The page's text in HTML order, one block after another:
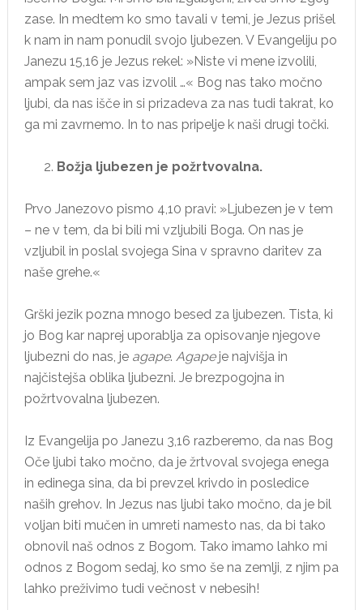
zase. In medtem ko smo tavali v temi, je Jezus prišel
k nam in nam ponudil svojo ljubezen. V Evangeliju po
Janezu 15,16 je Jezus rekel: »Niste vi mene izvolili,
ampak sem jaz vas izvolil …« Bog nas tako močno
ljubi, da nas išče in si prizadeva za nas tudi takrat, ko
ga mi zavrnemo. In to nas pripelje k naši drugi točki.
Božja ljubezen je požrtvovalna.
Prvo Janezovo pismo 4,10 pravi: »Ljubezen je v tem
– ne v tem, da bi bili mi vzljubili Boga. On nas je
vzljubil in poslal svojega Sina v spravno daritev za
naše grehe.«
Grški jezik pozna mnogo besed za ljubezen. Tista, ki
jo Bog kar naprej uporablja za opisovanje njegove
ljubezni do nas, je agape. Agape je najvišja in
najčistejša oblika ljubezni. Je brezpogojna in
požrtvovalna ljubezen.
Iz Evangelija po Janezu 3,16 razberemo, da nas Bog
Oče ljubi tako močno, da je žrtvoval svojega enega
in edinega sina, da bi prevzel krivdo in posledice
naših grehov. In Jezus nas ljubi tako močno, da je bil
voljan biti mučen in umreti namesto nas, da bi tako
obnovil naš odnos z Bogom. Tako imamo lahko mi
odnos z Bogom sedaj, ko smo še na zemlji, z njim pa
lahko preživimo tudi večnost v nebesih!